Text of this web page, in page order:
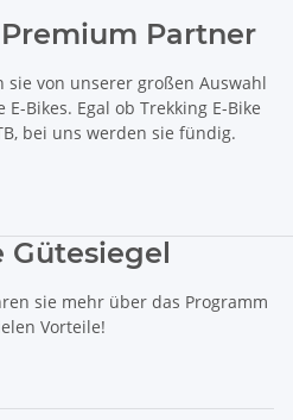
Partner
sie von unserer großen Auswahl
E-Bikes. Egal ob Trekking E-Bike
bei uns werden sie fündig.
Gütesiegel
sie mehr über das Programm
Vorteile!